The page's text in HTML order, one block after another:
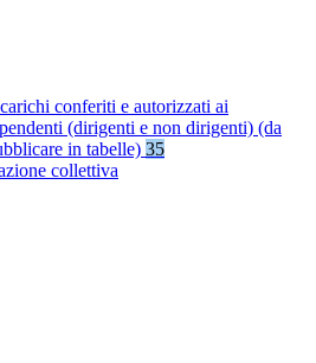
conferiti e autorizzati ai
(dirigenti e non dirigenti) (da
in tabelle) 35
collettiva